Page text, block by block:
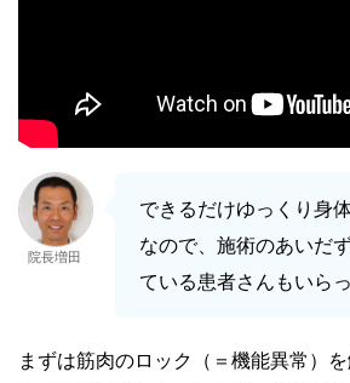
院長増田
できるだけゆっくり身
なので、施術のあいだ
ている患者さんもいら
まずは筋肉のロック（＝機能異常）